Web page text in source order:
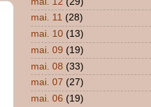
mai. 11 (28)
mai. 10 (13)
mai. 09 (19)
mai. 08 (33)
mai. 07 (27)
mai. 06 (19)